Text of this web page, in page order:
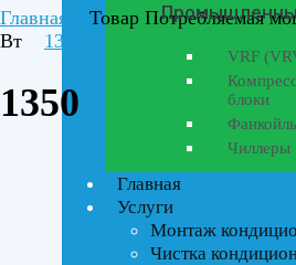
VRF
блоки
Чиллеры
Главная
Услуги
Монтаж
Чистка
Главная
Товар Потребляемая
Вт
1350
1350